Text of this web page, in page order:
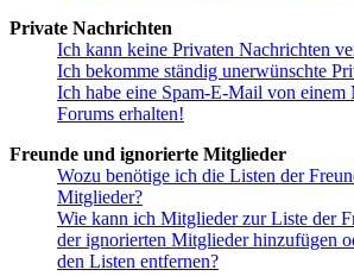
Private Nachrichten
Ich kann keine Privaten Nachrichten
Ich bekomme ständig unerwünschte
Ich habe eine Spam-E-Mail von einem
Forums erhalten!
Freunde und ignorierte Mitglieder
Wozu benötige ich die Listen der
Mitglieder?
Wie kann ich Mitglieder zur Liste der
der ignorierten Mitglieder hinzufügen
den Listen entfernen?